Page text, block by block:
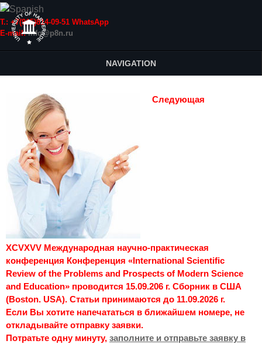
Т.: +7(915)814-09-51 WhatsApp
E-mail:info@p8n.ru
NAVIGATION
Следующая
XCVXVV Международная научно-практическая
конференция Конференция «International Scientific
Review of the Problems and Prospects of Modern Science
and Education» проводится 15.09.206 г. Сборник в США
(Boston. USA). Статьи принимаются до 11.09.2026 г.
Если Вы хотите напечататься в ближайшем номере, не
откладывайте отправку заявки.
Потратьте одну минуту, заполните и отправьте заявку в